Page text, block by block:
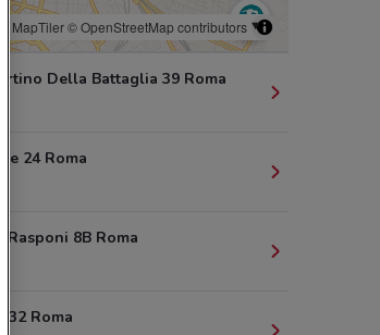
© MapTiler© OpenStreetMap contributors
Della Battaglia 39 Roma
24 Roma
Rasponi 8B Roma
32 Roma